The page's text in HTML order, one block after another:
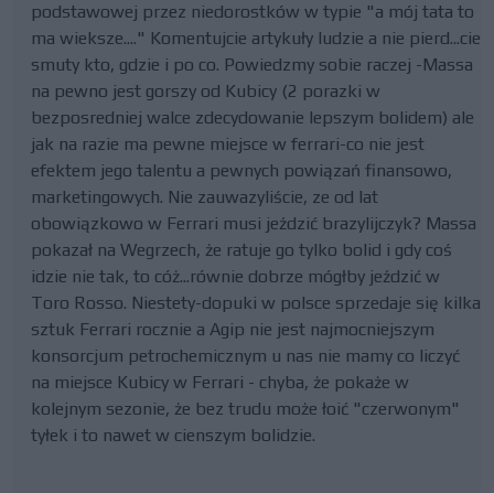
podstawowej przez niedorostków w typie "a mój tata to
ma wieksze...." Komentujcie artykuły ludzie a nie pierd...cie
smuty kto, gdzie i po co. Powiedzmy sobie raczej -Massa
na pewno jest gorszy od Kubicy (2 porazki w
bezposredniej walce zdecydowanie lepszym bolidem) ale
jak na razie ma pewne miejsce w ferrari-co nie jest
efektem jego talentu a pewnych powiązań finansowo,
marketingowych. Nie zauwazyliście, ze od lat
obowiązkowo w Ferrari musi jeździć brazylijczyk? Massa
pokazał na Wegrzech, że ratuje go tylko bolid i gdy coś
idzie nie tak, to cóż...równie dobrze mógłby jeździć w
Toro Rosso. Niestety-dopuki w polsce sprzedaje się kilka
sztuk Ferrari rocznie a Agip nie jest najmocniejszym
konsorcjum petrochemicznym u nas nie mamy co liczyć
na miejsce Kubicy w Ferrari - chyba, że pokaże w
kolejnym sezonie, że bez trudu może łoić "czerwonym"
tyłek i to nawet w cienszym bolidzie.